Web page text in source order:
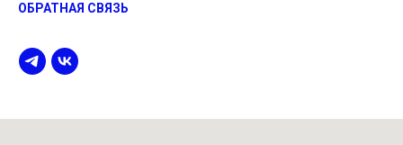
ОБРАТНАЯ СВЯЗЬ